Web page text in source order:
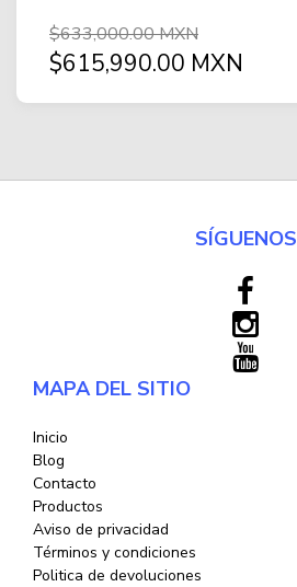
$633,000.00 MXN
$615,990.00 MXN
SÍGUENOS
MAPA DEL SITIO
Inicio
Blog
Contacto
Productos
Aviso de privacidad
Términos y condiciones
Politica de devoluciones